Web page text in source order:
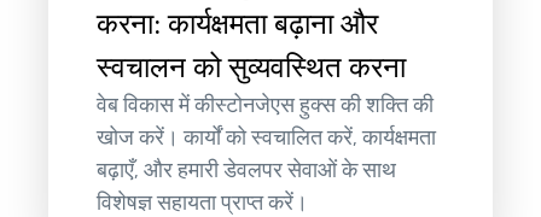
करना: कार्यक्षमता बढ़ाना और
स्वचालन को सुव्यवस्थित करना
वेब विकास में कीस्टोनजेएस हुक्स की शक्ति की
खोज करें। कार्यों को स्वचालित करें, कार्यक्षमता
बढ़ाएँ, और हमारी डेवलपर सेवाओं के साथ
विशेषज्ञ सहायता प्राप्त करें।